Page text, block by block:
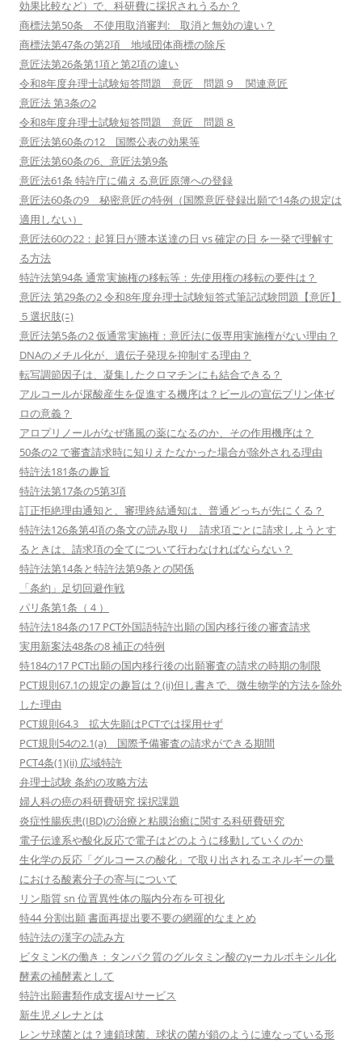
効果比較など）で、科研費に採択されうるか？
商標法第50条 不使用取消審判: 取消と無効の違い？
商標法第47条の第2項 地域団体商標の除斥
意匠法第26条第1項と第2項の違い
令和8年度弁理士試験短答問題 意匠 問題９ 関連意匠
意匠法 第3条の2
令和8年度弁理士試験短答問題 意匠 問題８
意匠法第60条の12 国際公表の効果等
意匠法第60条の6、意匠法第9条
意匠法61条 特許庁に備える意匠原簿への登録
意匠法60条の9 秘密意匠の特例（国際意匠登録出願で14条の規定は
適用しない）
意匠法60の22：起算日が謄本送達の日 vs 確定の日 を一発で理解す
る方法
特許法第94条 通常実施権の移転等：先使用権の移転の要件は？
意匠法 第29条の2 令和8年度弁理士試験短答式筆記試験問題【意匠】
５選択肢(ﾆ)
意匠法第5条の2 仮通常実施権：意匠法に仮専用実施権がない理由？
DNAのメチル化が、遺伝子発現を抑制する理由？
転写調節因子は、凝集したクロマチンにも結合できる？
アルコールが尿酸産生を促進する機序は？ビールの宣伝プリン体ゼ
ロの意義？
アロプリノールがなぜ痛風の薬になるのか、その作用機序は？
50条の2 で審査請求時に知りえたなかった場合が除外される理由
特許法181条の趣旨
特許法第17条の5第3項
訂正拒絶理由通知と、審理終結通知は、普通どっちが先にくる？
特許法126条第4項の条文の読み取り 請求項ごとに請求しようとす
るときは、請求項の全てについて行わなければならない？
特許法第14条と特許法第9条との関係
「条約」足切回避作戦
パリ条第1条（４）
特許法184条の17 PCT外国語特許出願の国内移行後の審査請求
実用新案法48条の8 補正の特例
特184の17 PCT出願の国内移行後の出願審査の請求の時期の制限
PCT規則67.1の規定の趣旨は？(ii)但し書きで、微生物学的方法を除外
した理由
PCT規則64.3 拡大先願はPCTでは採用せず
PCT規則54の2.1(a) 国際予備審査の請求ができる期間
PCT4条(1)(ii) 広域特許
弁理士試験 条約の攻略方法
婦人科の癌の科研費研究 採択課題
炎症性腸疾患(IBD)の治療と粘膜治癒に関する科研費研究
電子伝達系や酸化反応で電子はどのように移動していくのか
生化学の反応「グルコースの酸化」で取り出されるエネルギーの量
における酸素分子の寄与について
リン脂質 sn 位置異性体の脳内分布を可視化
特44 分割出願 書面再提出要不要の網羅的なまとめ
特許法の漢字の読み方
ビタミンKの働き：タンパク質のグルタミン酸のγーカルボキシル化
酵素の補酵素として
特許出願書類作成支援AIサービス
新生児メレナとは
レンサ球菌とは？連鎖球菌、球状の菌が鎖のように連なっている形